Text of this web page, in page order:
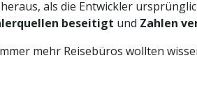
als die Entwickler
beseitigt und Zahlen
mehr Reisebüros wollten